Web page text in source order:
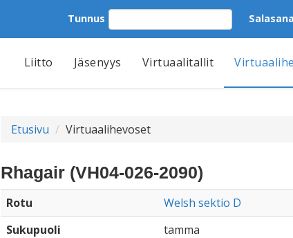
Tunnus Salasana
Liitto Jäsenyys Virtuaalitallit
Etusivu Virtuaalihevoset
Rhagair (VH04-026-2090)
Rotu
Welsh sektio D
Sukupuoli
tamma